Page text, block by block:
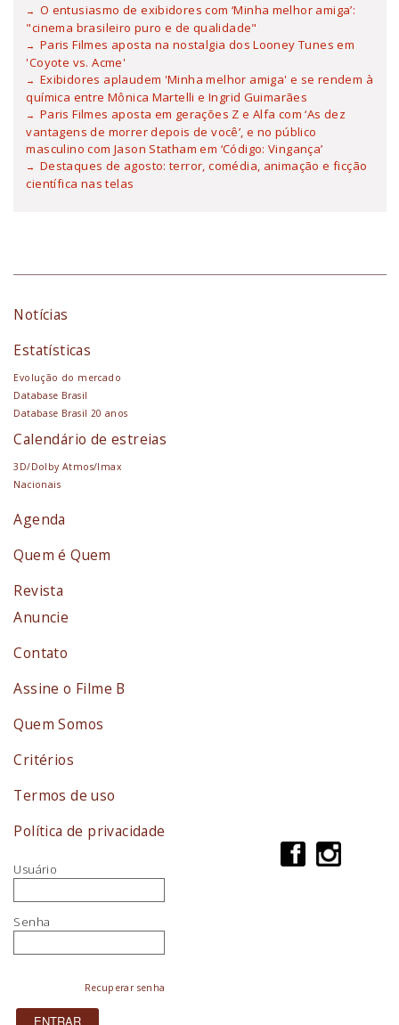
O entusiasmo de exibidores com ‘Minha melhor amiga’:
"cinema brasileiro puro e de qualidade"
Paris Filmes aposta na nostalgia dos Looney Tunes em
'Coyote vs. Acme'
Exibidores aplaudem 'Minha melhor amiga' e se rendem à
química entre Mônica Martelli e Ingrid Guimarães
Paris Filmes aposta em gerações Z e Alfa com ‘As dez
vantagens de morrer depois de você’, e no público
masculino com Jason Statham em ‘Código: Vingança’
Destaques de agosto: terror, comédia, animação e ficção
científica nas telas
Notícias
Estatísticas
Evolução do mercado
Database Brasil
Database Brasil 20 anos
Calendário de estreias
3D/Dolby Atmos/Imax
Nacionais
Agenda
Quem é Quem
Revista
Anuncie
Contato
Assine o Filme B
Quem Somos
Critérios
Termos de uso
Política de privacidade
Usuário
Senha
Recuperar senha